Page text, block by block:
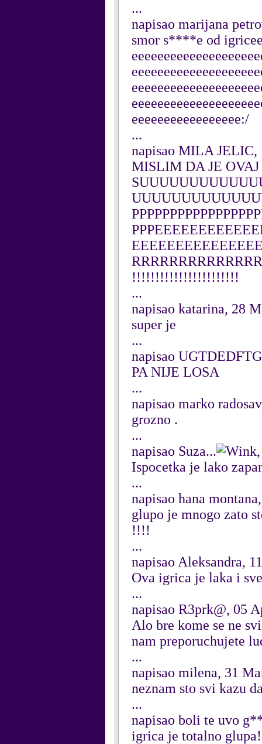
...
napisao marijana
smor s****e od
eeeeeeeeeeeeeeeee:/
...
napisao MILA JELIC,
MISLIM DA JE
!!!!!!!!!!!!!!!!!!!!!!!
...
napisao katarina, 28
super je
...
napisao
PA NIJE LOSA
...
napisao marko
grozno .
...
napisao Suza...
Ispocetka je lako
...
napisao hana
glupo je mnogo zato
!!!!
...
napisao Aleksandra,
Ova igrica je laka i
...
napisao R3prk@, 05
Alo bre kome se ne
nam preporuchujete
...
napisao milena, 31
neznam sto svi kazu
...
napisao boli te uvo
igrica je totalno